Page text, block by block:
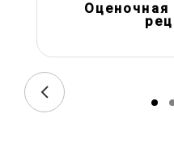
Оценочная